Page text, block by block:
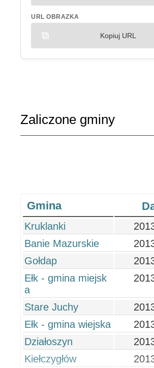
URL OBRAZKA
Kopiuj URL
Zaliczone gminy
Gmina
Kruklanki
Banie Mazurskie
Gołdap
Ełk - gmina miejsk
a
Stare Juchy
Ełk - gmina wiejska
Działoszyn
Kiełczygłów